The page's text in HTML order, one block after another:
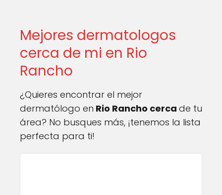
Mejores dermatologos
cerca de mi en Rio
Rancho
¿Quieres encontrar el mejor
dermatólogo en Rio Rancho cerca de tu
área? No busques más, ¡tenemos la lista
perfecta para ti!